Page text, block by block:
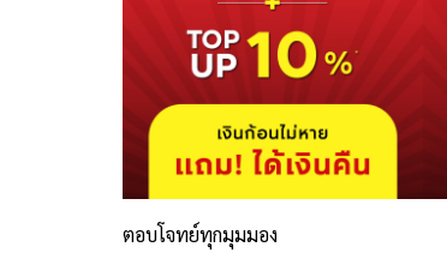
ตอบโจทย์ทุกมุมมอง